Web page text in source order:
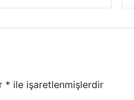
* ile işaretlenmişlerdir